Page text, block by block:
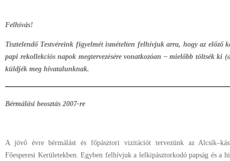
Felhívás!
Tisztelendő Testvéreink figyelmét ismételten felhívjuk arra, hogy az előző
papi rekollekciós napok megtervezésére vonatkozóan – mielőbb töltsék ki
küldjék meg hivatalunknak.
Bérmálási beosztás 2007-re
A jövő évre bérmálást és főpásztori vizitációt tervezünk az
Főesperesi Kerületekben. Egyben felhívjuk a lelkipásztorkodó papság és a